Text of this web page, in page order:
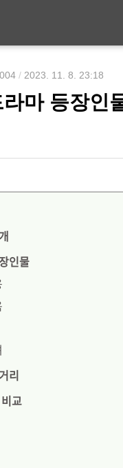
/ 2023. 11. 8. 23:18
마 등장인
인물
리
교